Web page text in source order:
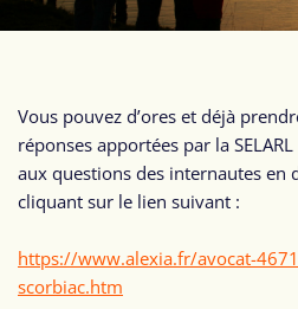
Vous pouvez d’ores et déjà
réponses apportées par la SELARL
aux questions des internautes en
cliquant sur le lien suivant :
https://www.alexia.fr/avocat-
scorbiac.htm